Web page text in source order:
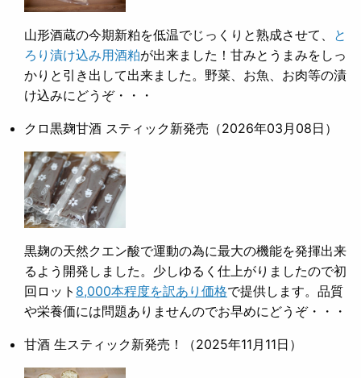
山形酒蔵の今期新粕を低温でじっくりと熟成させて、 と
ろり漬け込み用酒粕が出来ました！甘みとうまみをしっ
かりと引き出して出来ました。野菜、お魚、お肉等の漬
け込みにどうぞ・・・
クロ黒麹甘酒 スティック新発売 （2026年03月08日）
黒麹の天然クエン酸で運動の為に最大の機能を発揮出来
るよう開発しました。少しゆるく仕上がりましたので初
回ロット 8,000本程度を訳あり価格で提供します。品質
や栄養価には問題ありませんのでお早めにどうぞ・・・
甘酒 生スティック新発売！ （2025年11月11日）